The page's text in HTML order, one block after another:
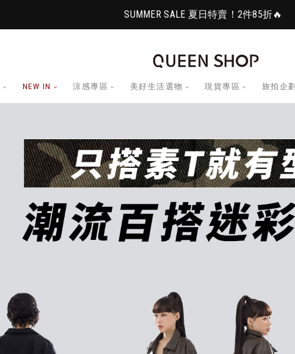
SUMMER SALE 夏日特賣！2件85折🔥
NEW IN 涼感專區 美好生活選物 現貨專區 旅拍企劃